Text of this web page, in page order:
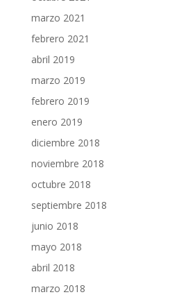
marzo 2021
febrero 2021
abril 2019
marzo 2019
febrero 2019
enero 2019
diciembre 2018
noviembre 2018
octubre 2018
septiembre 2018
junio 2018
mayo 2018
abril 2018
marzo 2018